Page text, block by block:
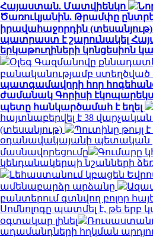
Հայաստան. Մատվիենկո
Ծառուկյանին. Թրամփը
իրավահաջորդին (տեսանյութ)
պատրաստ է շարունակել
երկաթուղիների կոնցեսիոն
Օլեգ Գազմանովը
բանականությամբ ստեղծված
պատգամավորի հոր
ժամանակ Գորիսի
պետը հանկարծամահ է եղել
հայտնաբերվել է 38
(տեսանյութ)
Պուտինը թույլ
օդանավակայանի պետական
մասնավորեցումը
Գումարը
կենդանակերպի նշանների
Լեհաստանում կբացեն
ամենաբարձր արձանը
բանտերում գտնվող բոլոր
Սոմնոլոգը պատմել է, թե երբ
օգտակար լինել
ադամանդների հղկման